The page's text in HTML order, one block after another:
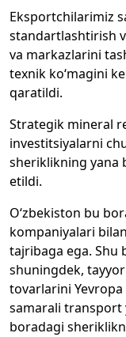
Eksportchilarimiz
standartlashtirish
va markazlarini
texnik ko‘magini
qaratildi.
Strategik mineral
investitsiyalarni
sheriklikning yana
etildi.
O‘zbekiston bu
kompaniyalari
tajribaga ega. Shu
shuningdek,
tovarlarini
samarali transport
boradagi